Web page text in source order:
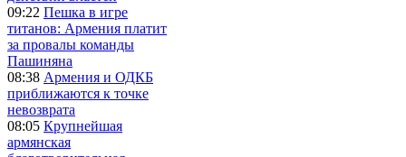
09:22 Пешка в игре
титанов: Армения платит
за провалы команды
Пашиняна
08:38 Армения и ОДКБ
приближаются к точке
невозврата
08:05 Крупнейшая
армянская